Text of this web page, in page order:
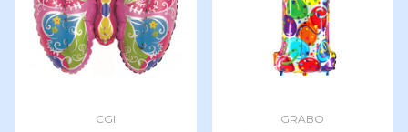
CGI GRABO